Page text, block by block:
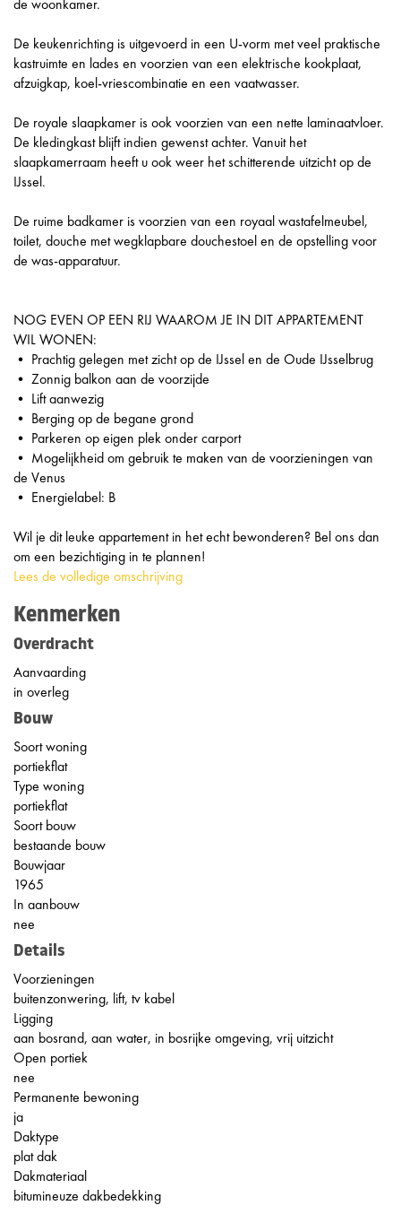
de woonkamer.
De keukenrichting is uitgevoerd in een U-vorm met veel praktische
kastruimte en lades en voorzien van een elektrische kookplaat,
afzuigkap, koel-vriescombinatie en een vaatwasser.
De royale slaapkamer is ook voorzien van een nette laminaatvloer.
De kledingkast blijft indien gewenst achter. Vanuit het
slaapkamerraam heeft u ook weer het schitterende uitzicht op de
IJssel.
De ruime badkamer is voorzien van een royaal wastafelmeubel,
toilet, douche met wegklapbare douchestoel en de opstelling voor
de was-apparatuur.
NOG EVEN OP EEN RIJ WAAROM JE IN DIT APPARTEMENT
WIL WONEN:
• Prachtig gelegen met zicht op de IJssel en de Oude IJsselbrug
• Zonnig balkon aan de voorzijde
• Lift aanwezig
• Berging op de begane grond
• Parkeren op eigen plek onder carport
• Mogelijkheid om gebruik te maken van de voorzieningen van
de Venus
• Energielabel: B
Wil je dit leuke appartement in het echt bewonderen? Bel ons dan
om een bezichtiging in te plannen!
Lees de volledige omschrijving
Kenmerken
Overdracht
Aanvaarding
in overleg
Bouw
Soort woning
portiekflat
Type woning
portiekflat
Soort bouw
bestaande bouw
Bouwjaar
1965
In aanbouw
nee
Details
Voorzieningen
buitenzonwering, lift, tv kabel
Ligging
aan bosrand, aan water, in bosrijke omgeving, vrij uitzicht
Open portiek
nee
Permanente bewoning
ja
Daktype
plat dak
Dakmateriaal
bitumineuze dakbedekking